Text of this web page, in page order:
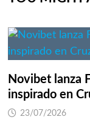
Novibet lanza
inspirado en
23/07/2026